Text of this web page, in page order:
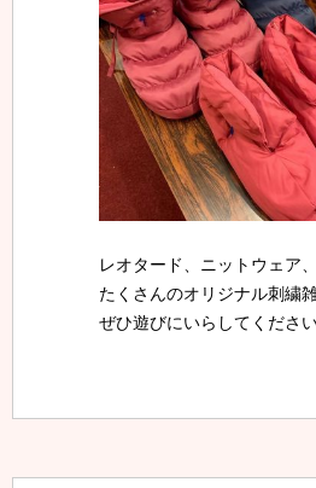
レオタード、ニットウェア
たくさんのオリジナル刺繍
ぜひ遊びにいらしてくださ